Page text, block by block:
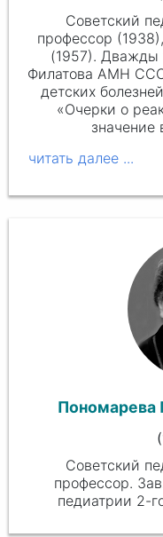
Советский
профессор
(1957). Дважды
Филатова АМН
детских
«Очерки о
значение
Пономарева
Советский
профессор.
педиатрии 2-